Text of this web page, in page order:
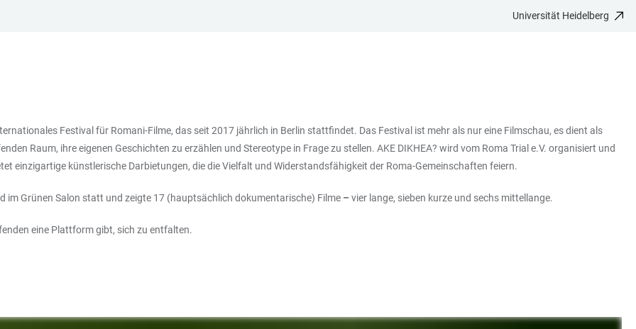
Universität Heidelberg
Festival für Romani-Filme, das seit 2017 jährlich in Berlin stattfindet. Das Festival ist mehr als nur eine Filmschau, es dient als
Raum, ihre eigenen Geschichten zu erzählen und Stereotype in Frage zu stellen. AKE DIKHEA? wird vom Roma Trial e.V. organisiert und
einzigartige künstlerische Darbietungen, die die Vielfalt und Widerstandsfähigkeit der Roma-Gemeinschaften feiern.
im Grünen Salon statt und zeigte 17 (hauptsächlich dokumentarische) Filme – vier lange, sieben kurze und sechs mittellange.
eine Plattform gibt, sich zu entfalten.